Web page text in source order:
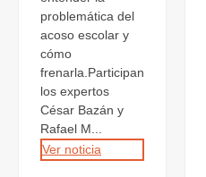
problemática del
acoso escolar y
cómo
frenarla.Participan
los expertos
César Bazán y
Rafael M...
Ver noticia